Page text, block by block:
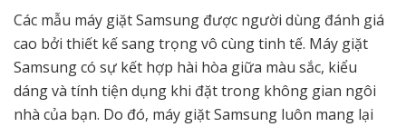
Các mẫu máy giặt Samsung được người dùng đánh giá
cao bởi thiết kế sang trọng vô cùng tinh tế. Máy giặt
Samsung có sự kết hợp hài hòa giữa màu sắc, kiểu
dáng và tính tiện dụng khi đặt trong không gian ngôi
nhà của bạn. Do đó, máy giặt Samsung luôn mang lại